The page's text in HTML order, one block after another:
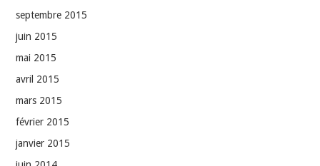
septembre 2015
juin 2015
mai 2015
avril 2015
mars 2015
février 2015
janvier 2015